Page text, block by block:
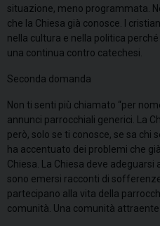
situazione, meno programmata.
che la Chiesa già conosce. I
nella cultura e nella politica
una continua contro catechesi.
Seconda domanda
Non ti senti più chiamato “per
annunci parrocchiali generici. La
però, solo se ti conosce, se sa chi
ha accentuato dei problemi che
Chiesa. La Chiesa deve
sono emersi racconti di
partecipano alla vita della
comunità. Una comunità attraente